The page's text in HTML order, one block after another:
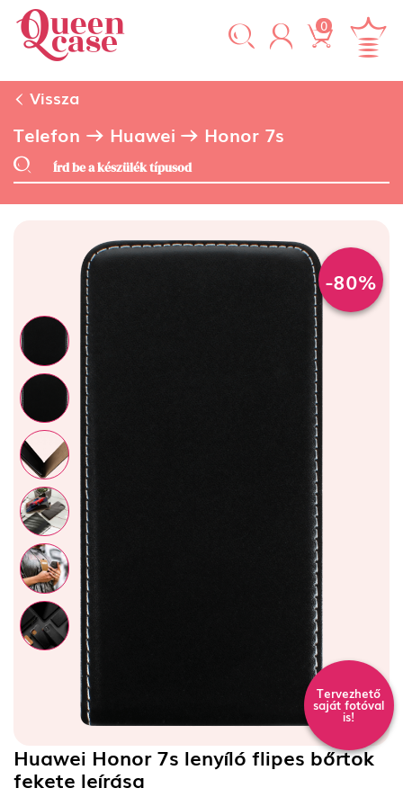
0
Vissza
Telefon Huawei Honor 7s
-80%
Tervezhető
saját fotóval
is!
Huawei Honor 7s lenyíló flipes bőrtok
fekete leírása